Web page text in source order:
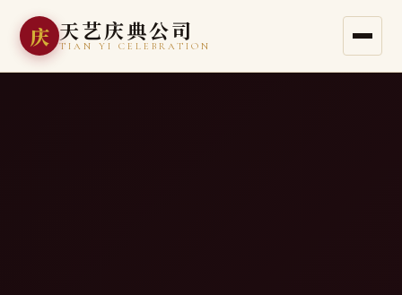
庆 天艺庆典公司
TIAN YI CELEBRATION